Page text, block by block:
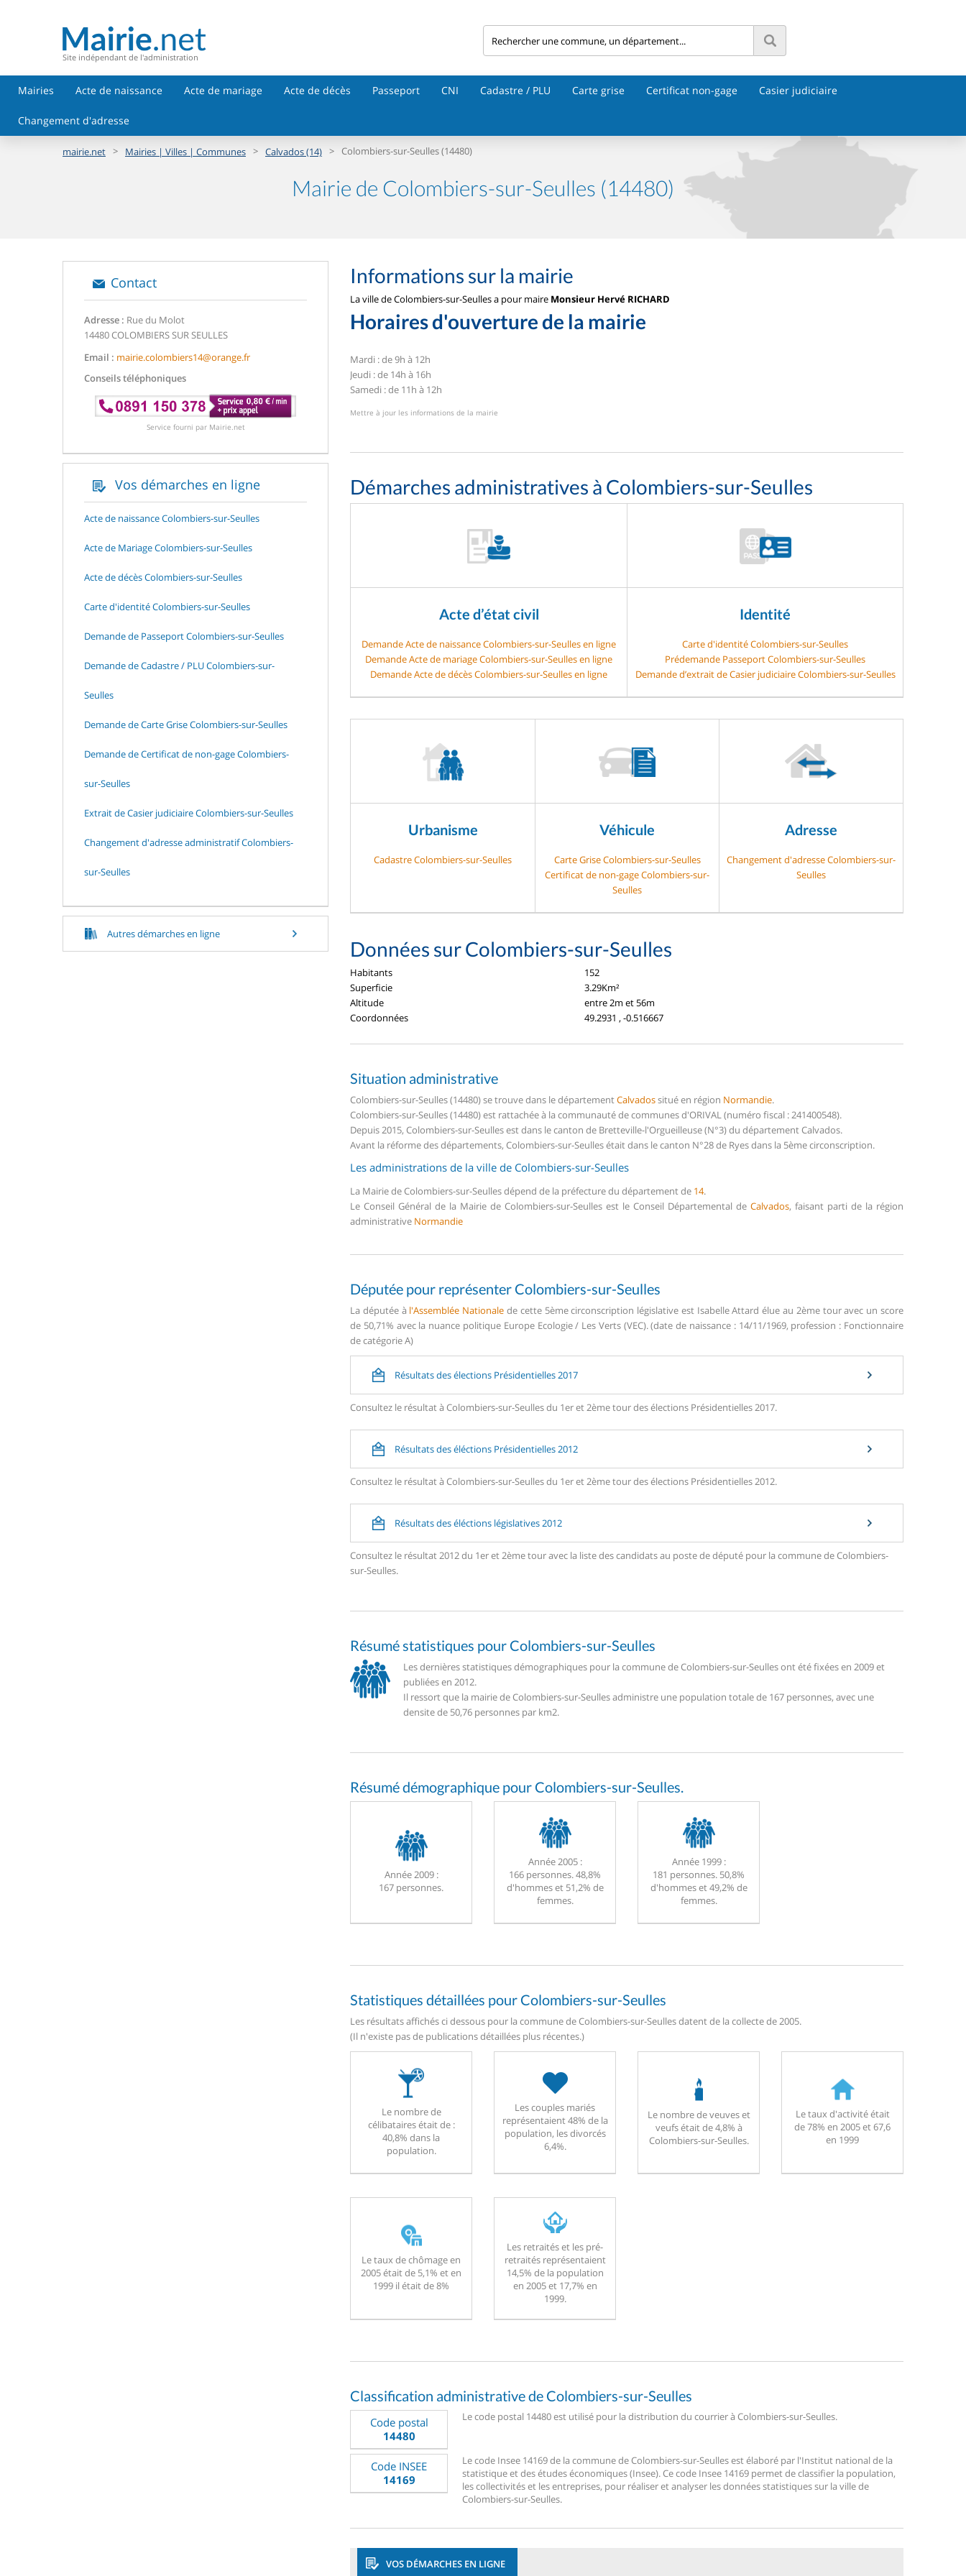
Site indépendant de l'administration
Mairies Acte de naissance Acte de mariage Acte de décès Passeport CNI Cadastre / PLU Carte grise Certificat non-gage Casier judiciaire
Changement d'adresse
mairie.net > Mairies | Villes | Communes > Calvados (14) > Colombiers-sur-Seulles (14480)
Mairie de Colombiers-sur-Seulles (14480)
Contact
Adresse : Rue du Molot
14480 COLOMBIERS SUR SEULLES
Email : mairie.colombiers14@orange.fr
Conseils téléphoniques
Service fourni par Mairie.net
Vos démarches en ligne
Acte de naissance Colombiers-sur-Seulles
Acte de Mariage Colombiers-sur-Seulles
Acte de décès Colombiers-sur-Seulles
Carte d'identité Colombiers-sur-Seulles
Demande de Passeport Colombiers-sur-Seulles
Demande de Cadastre / PLU Colombiers-sur-
Seulles
Demande de Carte Grise Colombiers-sur-Seulles
Demande de Certificat de non-gage Colombiers-
sur-Seulles
Extrait de Casier judiciaire Colombiers-sur-Seulles
Changement d'adresse administratif Colombiers-
sur-Seulles
Autres démarches en ligne
Informations sur la mairie
La ville de Colombiers-sur-Seulles a pour maire Monsieur Hervé RICHARD
Horaires d'ouverture de la mairie
Mardi : de 9h à 12h
Jeudi : de 14h à 16h
Samedi : de 11h à 12h
Mettre à jour les informations de la mairie
Démarches administratives à Colombiers-sur-Seulles
Acte d’état civil
Demande Acte de naissance Colombiers-sur-Seulles en ligne
Demande Acte de mariage Colombiers-sur-Seulles en ligne
Demande Acte de décès Colombiers-sur-Seulles en ligne
Identité
Carte d'identité Colombiers-sur-Seulles
Prédemande Passeport Colombiers-sur-Seulles
Demande d’extrait de Casier judiciaire Colombiers-sur-Seulles
Urbanisme
Cadastre Colombiers-sur-Seulles
Véhicule
Carte Grise Colombiers-sur-Seulles
Certificat de non-gage Colombiers-sur-
Seulles
Adresse
Changement d'adresse Colombiers-sur-
Seulles
Données sur Colombiers-sur-Seulles
Habitants
152
Superficie
3.29Km²
Altitude
entre 2m et 56m
Coordonnées
49.2931 , -0.516667
Situation administrative
Colombiers-sur-Seulles (14480) se trouve dans le départementCalvadossitué en région Normandie.
Colombiers-sur-Seulles (14480) est rattachée à la communauté de communes d'ORIVAL (numéro fiscal : 241400548).
Depuis 2015, Colombiers-sur-Seulles est dans le canton de Bretteville-l'Orgueilleuse (N°3) du département Calvados.
Avant la réforme des départements, Colombiers-sur-Seulles était dans le canton N°28 de Ryes dans la 5ème circonscription.
Les administrations de la ville de Colombiers-sur-Seulles
La Mairie de Colombiers-sur-Seulles dépend de la préfecture du département de 14.
Le Conseil Général de la Mairie de Colombiers-sur-Seulles est le Conseil Départemental de Calvados, faisant parti de la région
administrative Normandie
Députée pour représenter Colombiers-sur-Seulles
La députée à l'Assemblée Nationale de cette 5ème circonscription législative est Isabelle Attard élue au 2ème tour avec un score
de 50,71% avec la nuance politique Europe Ecologie / Les Verts (VEC). (date de naissance : 14/11/1969, profession : Fonctionnaire
de catégorie A)
Résultats des élections Présidentielles 2017
Consultez le résultat à Colombiers-sur-Seulles du 1er et 2ème tour des élections Présidentielles 2017.
Résultats des éléctions Présidentielles 2012
Consultez le résultat à Colombiers-sur-Seulles du 1er et 2ème tour des élections Présidentielles 2012.
Résultats des éléctions législatives 2012
Consultez le résultat 2012 du 1er et 2ème tour avec la liste des candidats au poste de député pour la commune de Colombiers-
sur-Seulles.
Résumé statistiques pour Colombiers-sur-Seulles
Les dernières statistiques démographiques pour la commune de Colombiers-sur-Seulles ont été fixées en 2009 et
publiées en 2012.
Il ressort que la mairie de Colombiers-sur-Seulles administre une population totale de 167 personnes, avec une
densite de 50,76 personnes par km2.
Résumé démographique pour Colombiers-sur-Seulles.
Année 2009 :
167 personnes.
Année 2005 :
166 personnes. 48,8%
d'hommes et 51,2% de
femmes.
Année 1999 :
181 personnes. 50,8%
d'hommes et 49,2% de
femmes.
Statistiques détaillées pour Colombiers-sur-Seulles
Les résultats affichés ci dessous pour la commune de Colombiers-sur-Seulles datent de la collecte de 2005.
(Il n'existe pas de publications détaillées plus récentes.)
Le nombre de
célibataires était de :
40,8% dans la
population.
Les couples mariés
représentaient 48% de la
population, les divorcés
6,4%.
Le nombre de veuves et
veufs était de 4,8% à
Colombiers-sur-Seulles.
Le taux d'activité était
de 78% en 2005 et 67,6
en 1999
Le taux de chômage en
2005 était de 5,1% et en
1999 il était de 8%
Les retraités et les pré-
retraités représentaient
14,5% de la population
en 2005 et 17,7% en
1999.
Classification administrative de Colombiers-sur-Seulles
Code postal
14480
Le code postal 14480 est utilisé pour la distribution du courrier à Colombiers-sur-Seulles.
Code INSEE
14169
Le code Insee 14169 de la commune de Colombiers-sur-Seulles est élaboré par l'Institut national de la
statistique et des études économiques (Insee). Ce code Insee 14169 permet de classifier la population,
les collectivités et les entreprises, pour réaliser et analyser les données statistiques sur la ville de
Colombiers-sur-Seulles.
VOS DÉMARCHES EN LIGNE